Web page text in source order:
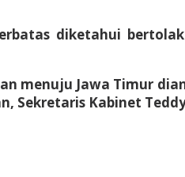
diketahui
menuju Jawa Timur
Sekretaris Kabinet